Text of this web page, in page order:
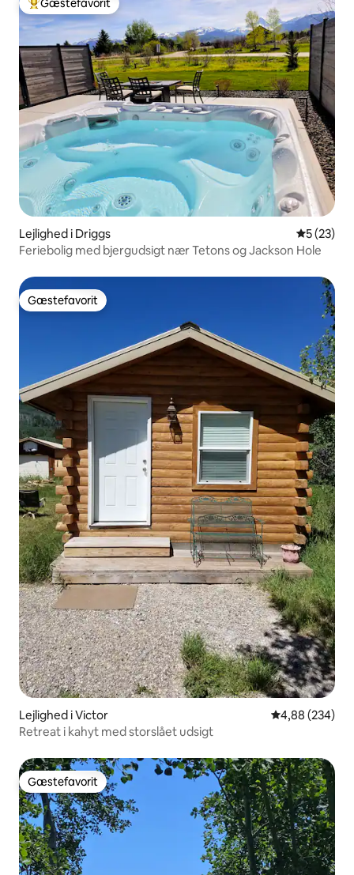
Bedste gæstefavorit
Gæstefavorit
Lejlighed i Driggs 5 ud af 5 i
5 (23)
Feriebolig med bjergudsigt nær Tetons og Jackson Hole
Gæstefavorit
Gæstefavorit
Lejlighed i Victor 4,88 ud af 5 i
4,88 (234)
Retreat i kahyt med storslået udsigt
Gæstefavorit
Gæstefavorit